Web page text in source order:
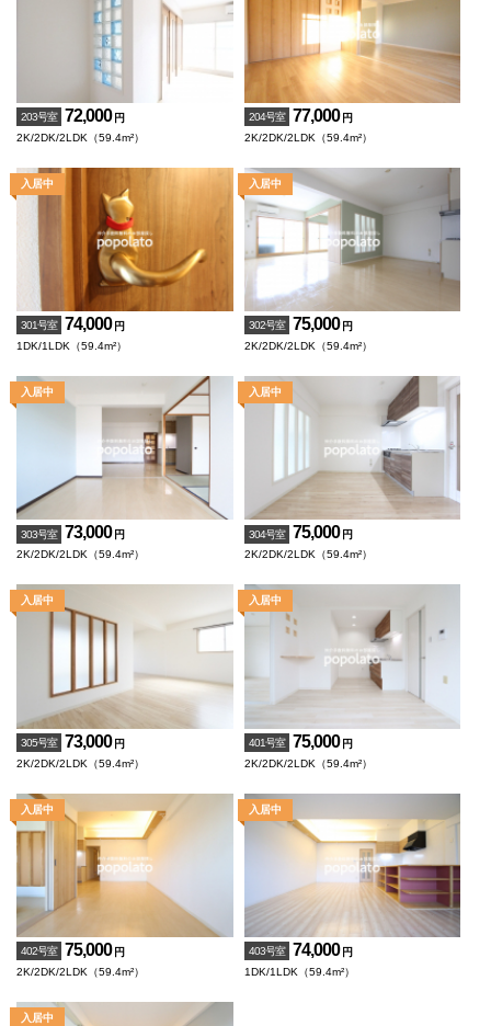
203号室 72,000 円
2K/2DK/2LDK（59.4m²）
204号室 77,000 円
2K/2DK/2LDK（59.4m²）
301号室 74,000 円
1DK/1LDK（59.4m²）
302号室 75,000 円
2K/2DK/2LDK（59.4m²）
303号室 73,000 円
2K/2DK/2LDK（59.4m²）
304号室 75,000 円
2K/2DK/2LDK（59.4m²）
305号室 73,000 円
2K/2DK/2LDK（59.4m²）
401号室 75,000 円
2K/2DK/2LDK（59.4m²）
402号室 75,000 円
2K/2DK/2LDK（59.4m²）
403号室 74,000 円
1DK/1LDK（59.4m²）